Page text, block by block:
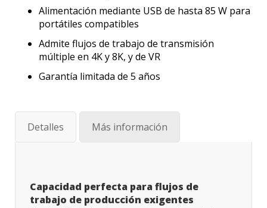
Alimentación mediante USB de hasta 85 W para
portátiles compatibles
Admite flujos de trabajo de transmisión
múltiple en 4K y 8K, y de VR
Garantía limitada de 5 años
Detalles Más información
Capacidad perfecta para flujos de
trabajo de producción exigentes